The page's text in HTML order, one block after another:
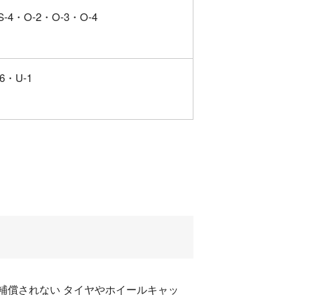
4・ O-2・ O-3・ O-4
U-1
償されない タイヤやホイールキャッ